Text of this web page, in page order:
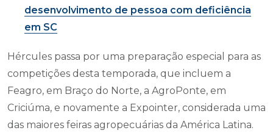
desenvolvimento de pessoa com deficiência
em SC
Hércules passa por uma preparação especial para as
competições desta temporada, que incluem a
Feagro, em Braço do Norte, a AgroPonte, em
Criciúma, e novamente a Expointer, considerada uma
das maiores feiras agropecuárias da América Latina.